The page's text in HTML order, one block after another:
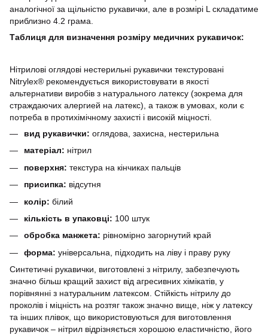
аналогічної за щільністю рукавички, але в розмірі L складатиме
приблизно 4.2 грама.
Таблиця для визначення розміру медичних рукавичок:
Нітрилові оглядові нестерильні рукавички текстуровані
Nitrylex® рекомендується використовувати в якості
альтернативи виробів з натурального латексу (зокрема для
страждаючих алергией на латекс), а також в умовах, коли є
потреба в протихімічному захисті і високій міцності.
вид рукавички: оглядова, захисна, нестерильна
матеріал: нітрил
поверхня: текстура на кінчиках пальців
присипка: відсутня
колір: білий
кількість в упаковці: 100 штук
обробка манжета: рівномірно загорнутий край
форма: універсальна, підходить на ліву і праву руку
Синтетичні рукавички, виготовлені з нітрилу, забезпечують
значно більш кращий захист від агресивних хімікатів, у
порівнянні з натуральним латексом. Стійкість нітрилу до
проколів і міцність на розтяг також значно вище, ніж у латексу
та інших плівок, що використовуються для виготовлення
рукавичок – нітрил відрізняється хорошою еластичністю, його